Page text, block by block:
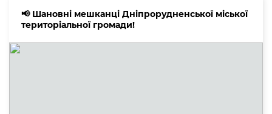
📢 Шановні мешканці Дніпрорудненської міської
територіальної громади!